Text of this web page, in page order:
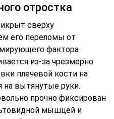
отростка
сверху
его переломы от
фактора
из-за чрезмерно
плечевой кости на
на вытянутые руки.
прочно фиксирован
мышцей и